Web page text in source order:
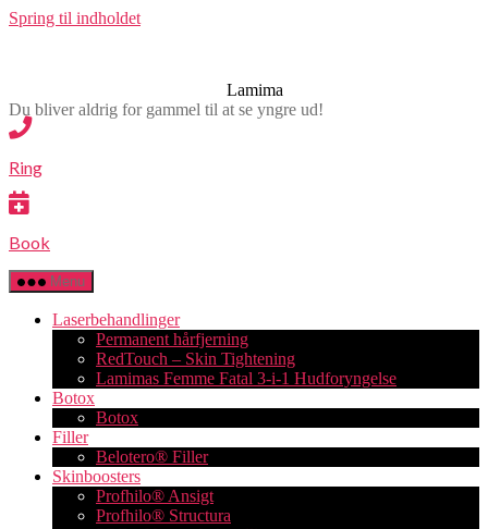
Spring til indholdet
Lamima
Du bliver aldrig for gammel til at se yngre ud!
Ring
Book
Menu
Laserbehandlinger
Permanent hårfjerning
RedTouch – Skin Tightening
Lamimas Femme Fatal 3-i-1 Hudforyngelse
Botox
Botox
Filler
Belotero® Filler
Skinboosters
Profhilo® Ansigt
Profhilo® Structura